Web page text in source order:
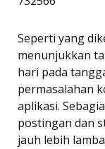
Seperti yang
menunjukkan
hari pada
permasalahan
aplikasi.
postingan dan
jauh lebih